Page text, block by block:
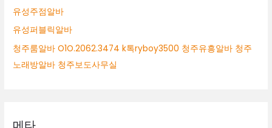
유성주점알바
유성퍼블릭알바
청주룸알바 O1O.2062.3474 k톡ryboy3500 청주유흥알바 청주
노래방알바 청주보도사무실